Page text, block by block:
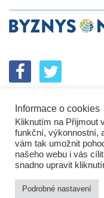
SPOLUPRÁCE
ENERGETICKÝ
PROBLÉMY FIREM
NEJHORŠÍ FIRMY
SROVNÁVAČ
TECH&VĚDA
POLITIKA
HROMADNÝ ŽALOBCE
Informace o cookies
Kliknutím na Přijmout
funkční, výkonnostní,
vám tak umožnit
našeho webu i vás
snadno upravit
Podrobné nastavení